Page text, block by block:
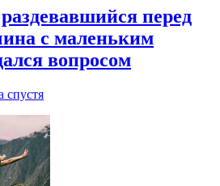
перед
с маленьким
вопросом
спустя